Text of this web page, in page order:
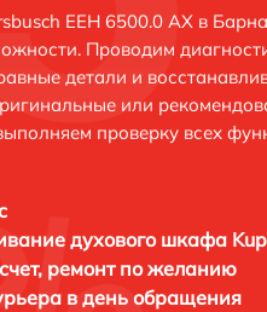
EEH 6500.0 AX в
Проводим
детали и
или
проверку всех
духового шкафа
ремонт по желанию
в день обращения